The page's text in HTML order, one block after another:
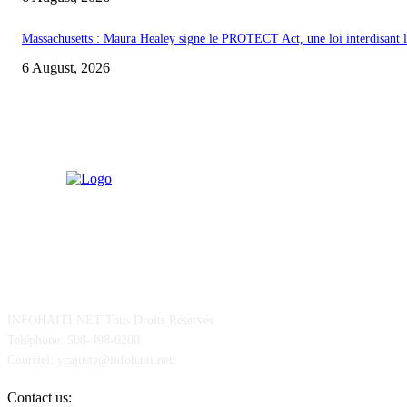
Massachusetts : Maura Healey signe le PROTECT Act, une loi
6 August, 2026
Contact us: